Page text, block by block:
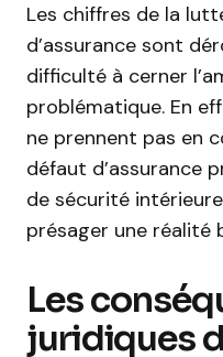
Les chiffres de la
d’assurance sont
difficulté à cerner
problématique. En
ne prennent pas en
défaut d’assurance
de sécurité
présager une réalité
Les
juridiques